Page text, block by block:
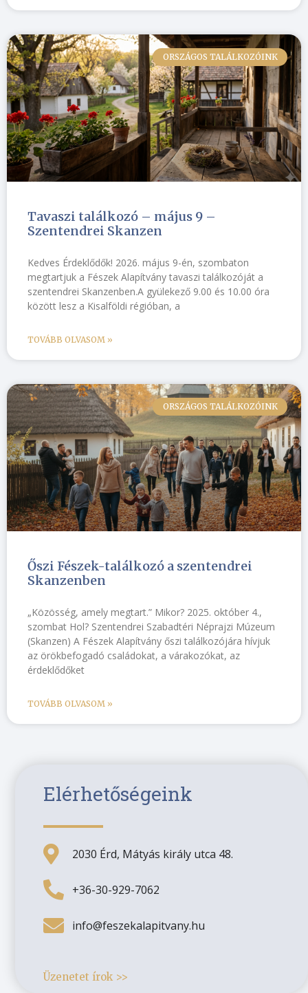
ORSZÁGOS TALÁLKOZÓINK
Tavaszi találkozó – május 9 –
Szentendrei Skanzen
Kedves Érdeklődők! 2026. május 9-én, szombaton
megtartjuk a Fészek Alapítvány tavaszi találkozóját a
szentendrei Skanzenben.A gyülekező 9.00 és 10.00 óra
között lesz a Kisalföldi régióban, a
TOVÁBB OLVASOM »
ORSZÁGOS TALÁLKOZÓINK
Őszi Fészek-találkozó a szentendrei
Skanzenben
„Közösség, amely megtart.” Mikor? 2025. október 4.,
szombat Hol? Szentendrei Szabadtéri Néprajzi Múzeum
(Skanzen) A Fészek Alapítvány őszi találkozójára hívjuk
az örökbefogadó családokat, a várakozókat, az
érdeklődőket
TOVÁBB OLVASOM »
Elérhetőségeink
2030 Érd, Mátyás király utca 48.
+36-30-929-7062
info@feszekalapitvany.hu
Üzenetet írok >>